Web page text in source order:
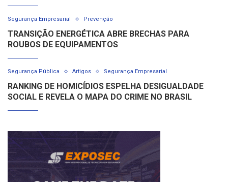
Segurança Empresarial Prevenção
TRANSIÇÃO ENERGÉTICA ABRE BRECHAS PARA
ROUBOS DE EQUIPAMENTOS
Segurança Pública Artigos Segurança Empresarial
RANKING DE HOMICÍDIOS ESPELHA DESIGUALDADE
SOCIAL E REVELA O MAPA DO CRIME NO BRASIL